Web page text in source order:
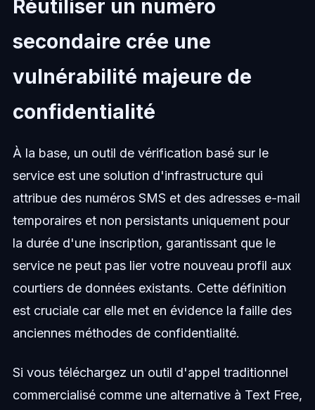
Réutiliser un numéro
secondaire crée une
vulnérabilité majeure de
confidentialité
À la base, un outil de vérification basé sur le
service est une solution d'infrastructure qui
attribue des numéros SMS et des adresses e-mail
temporaires et non persistants uniquement pour
la durée d'une inscription, garantissant que le
service ne peut pas lier votre nouveau profil aux
courtiers de données existants. Cette définition
est cruciale car elle met en évidence la faille des
anciennes méthodes de confidentialité.
Si vous téléchargez un outil d'appel traditionnel
commercialisé comme une alternative à Text Free,